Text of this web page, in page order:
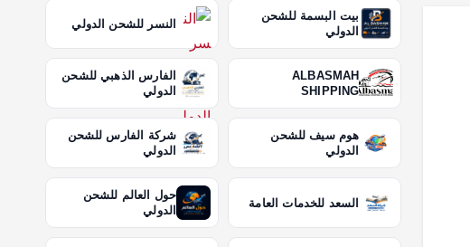
بيت البسمة للشحن
الدولي
النسر للشحن الدولي
ALBASMAH
SHIPPING
الفارس الذهبي للشحن
الدولي
هوم سيف للشحن
الدولي
شركة الفارس للشحن
الدولي
السعد للخدمات العامة
حول العالم للشحن
الدولي